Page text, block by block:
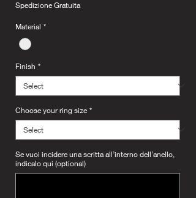
Spedizione Gratuita
Material *
Finish *
Choose your ring size *
Se vuoi incidere una scritta all’interno dell’anello,
indicalo qui (optional)